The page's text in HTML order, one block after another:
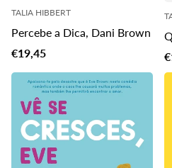
TALIA HIBBERT
Percebe a Dica, Dani Brown
Translation
missing:
€19,45